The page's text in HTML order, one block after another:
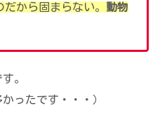
だから固まらない。 動物
。
ったです・・・）